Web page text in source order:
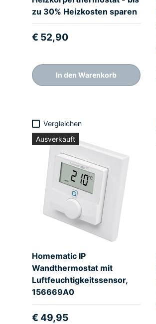
zu 30% Heizkosten sparen
€ 52,90
In den Warenkorb
Vergleichen
Ausverkauft
Homematic IP
Wandthermostat mit
Luftfeuchtigkeitssensor,
156669A0
€ 49,95